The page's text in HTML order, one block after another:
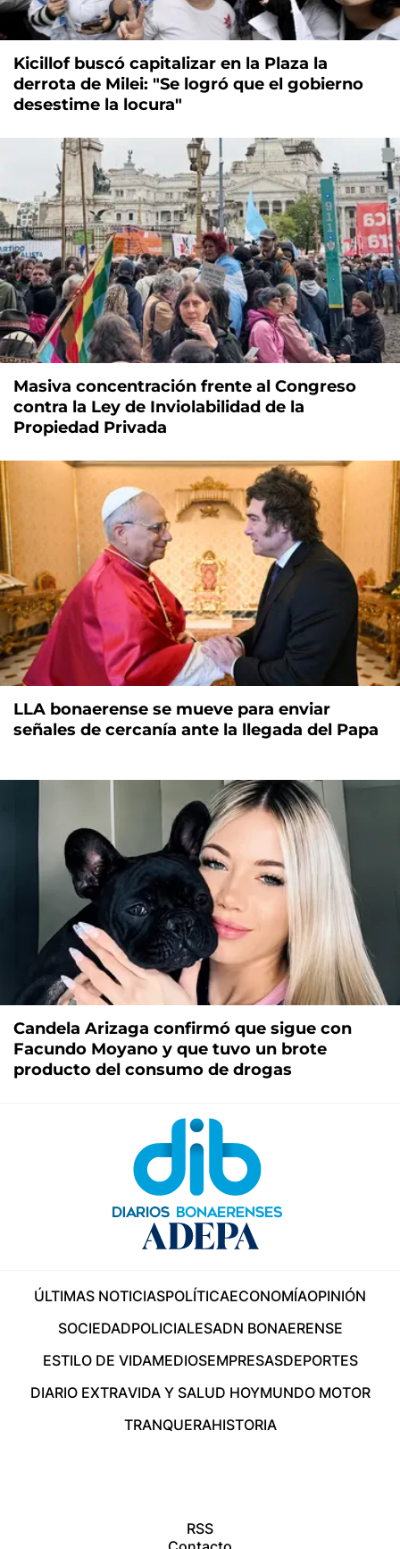
Kicillof buscó capitalizar en la Plaza la
derrota de Milei: "Se logró que el gobierno
desestime la locura"
Masiva concentración frente al Congreso
contra la Ley de Inviolabilidad de la
Propiedad Privada
LLA bonaerense se mueve para enviar
señales de cercanía ante la llegada del Papa
Candela Arizaga confirmó que sigue con
Facundo Moyano y que tuvo un brote
producto del consumo de drogas
ÚLTIMAS NOTICIASPOLÍTICAECONOMÍAOPINIÓN
SOCIEDADPOLICIALESADN BONAERENSE
ESTILO DE VIDAMEDIOSEMPRESASDEPORTES
DIARIO EXTRAVIDA Y SALUD HOYMUNDO MOTOR
TRANQUERAHISTORIA
RSS